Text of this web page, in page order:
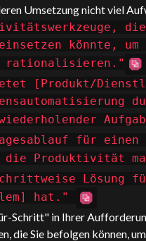
Umsetzung nicht viel
könnte,
rationalisieren."
[Produkt/
für einen
die Produktivität
Lösung
hat."
Schritt" in Ihrer
die Sie befolgen können,